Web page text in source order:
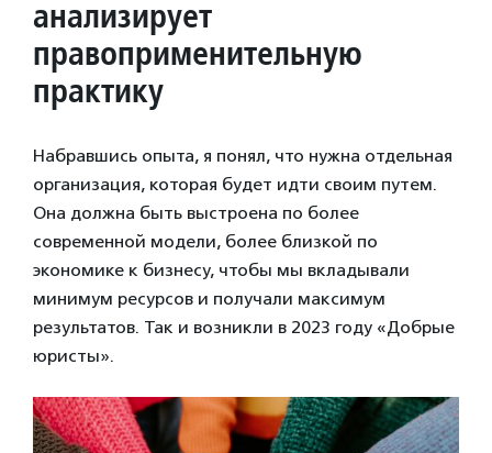
анализирует
правоприменительную
практику
Набравшись опыта, я понял, что нужна отдельная
организация, которая будет идти своим путем.
Она должна быть выстроена по более
современной модели, более близкой по
экономике к бизнесу, чтобы мы вкладывали
минимум ресурсов и получали максимум
результатов. Так и возникли в 2023 году «Добрые
юристы».